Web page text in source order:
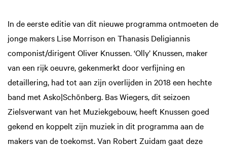
In de eerste editie van dit nieuwe programma ontmoeten de
jonge makers Lise Morrison en Thanasis Deligiannis
componist/dirigent Oliver Knussen. ‘Olly’ Knussen, maker
van een rijk oeuvre, gekenmerkt door verfijning en
detaillering, had tot aan zijn overlijden in 2018 een hechte
band met Asko|Schönberg. Bas Wiegers, dit seizoen
Zielsverwant van het Muziekgebouw, heeft Knussen goed
gekend en koppelt zijn muziek in dit programma aan de
makers van de toekomst. Van Robert Zuidam gaat deze